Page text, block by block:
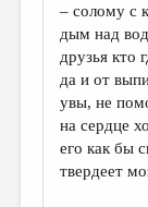
– солому с
дым над
друзья кто
да и от
увы, не
на сердце
его как бы
твердеет